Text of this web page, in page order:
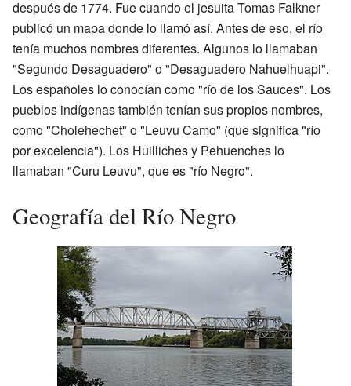
después de 1774. Fue cuando el jesuita Tomas Falkner
publicó un mapa donde lo llamó así. Antes de eso, el río
tenía muchos nombres diferentes. Algunos lo llamaban
"Segundo Desaguadero" o "Desaguadero Nahuelhuapi".
Los españoles lo conocían como "río de los Sauces". Los
pueblos indígenas también tenían sus propios nombres,
como "Cholehechet" o "Leuvu Camo" (que significa "río
por excelencia"). Los Huilliches y Pehuenches lo
llamaban "Curu Leuvu", que es "río Negro".
Geografía del Río Negro